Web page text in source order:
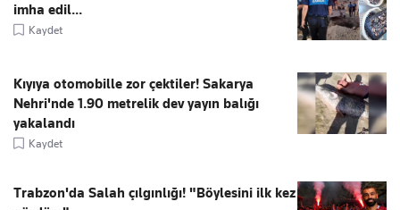
imha edil...
Kaydet
Kıyıya otomobille zor çektiler! Sakarya
Nehri'nde 1.90 metrelik dev yayın balığı
yakalandı
Kaydet
Trabzon'da Salah çılgınlığı! "Böylesini ilk kez